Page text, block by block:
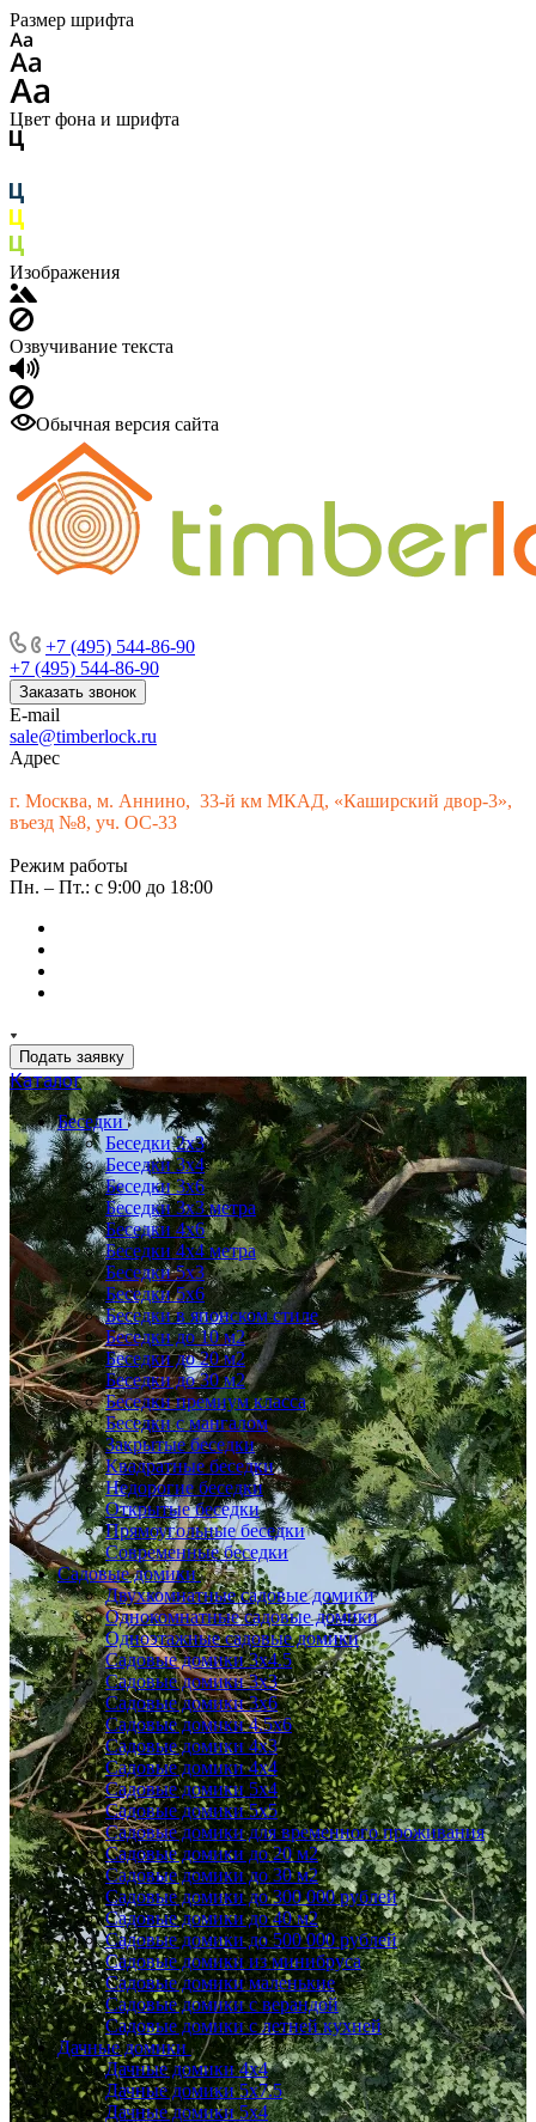
Размер шрифта
Цвет фона и шрифта
Изображения
Озвучивание текста
Обычная версия сайта
+7 (495) 544-86-90
+7 (495) 544-86-90
Заказать звонок
E-mail
sale@timberlock.ru
Адрес
г. Москва, м. Аннино, 33-й км МКАД, «Каширский двор-3»,
въезд №8, уч. ОС-33
Режим работы
Пн. – Пт.: с 9:00 до 18:00
Подать заявку
Каталог
Беседки
Беседки 2x3
Беседки 3x4
Беседки 3x6
Беседки 3х3 метра
Беседки 4x6
Беседки 4х4 метра
Беседки 5x3
Беседки 5x6
Беседки в японском стиле
Беседки до 10 м2
Беседки до 20 м2
Беседки до 30 м2
Беседки премиум класса
Беседки с мангалом
Закрытые беседки
Квадратные беседки
Недорогие беседки
Открытые беседки
Прямоугольные беседки
Современные беседки
Садовые домики
Двухкомнатные садовые домики
Однокомнатные садовые домики
Одноэтажные садовые домики
Садовые домики 3x4.5
Садовые домики 3х3
Садовые домики 3х6
Садовые домики 4.5x6
Садовые домики 4x3
Садовые домики 4x4
Садовые домики 5х4
Садовые домики 5х5
Садовые домики для временного проживания
Садовые домики до 20 м2
Садовые домики до 30 м2
Садовые домики до 300 000 рублей
Садовые домики до 40 м2
Садовые домики до 500 000 рублей
Садовые домики из минибруса
Садовые домики маленькие
Садовые домики с верандой
Садовые домики с летней кухней
Дачные домики
Дачные домики 4х4
Дачные домики 5x7.5
Дачные домики 5х4